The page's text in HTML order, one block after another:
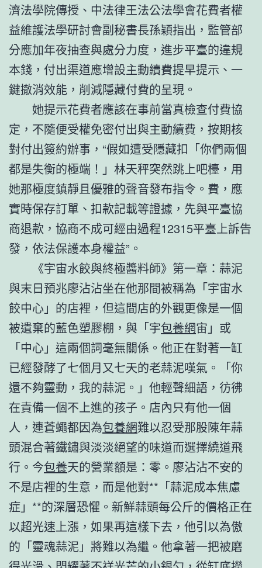
濟法學院傳授、中法律王法公法學會花費者權
益維護法學研討會副秘書長孫穎指出，監管部
分應加年夜抽查與處分力度，進步平臺的違規
本錢，付出渠道應增設主動續費提早提示、一
鍵撤消效能，削減隱藏付費的呈現。
她提示花費者應該在事前當真檢查付費協
定，不隨便受權免密付出與主動續費，按期核
對付出簽約辦事，“假如遭受隱藏扣「你們兩個
都是失衡的極端！」林天秤突然跳上吧檯，用
她那極度鎮靜且優雅的聲音發布指令。費，應
實時保存訂單、扣款記載等證據，先與平臺協
商退款，協商不成可經由過程12315平臺上訴告
發，依法保護本身權益”。
《宇宙水餃與終極醬料師》第一章：蒜泥
與末日預兆廖沾沾坐在他那間被稱為「宇宙水
餃中心」的店裡，但這間店的外觀更像是一個
被遺棄的藍色塑膠棚，與「宇包養網宙」或
「中心」這兩個詞毫無關係。他正在對著一缸
已經發酵了七個月又七天的老蒜泥嘆氣。「你
還不夠靈動，我的蒜泥。」他輕聲細語，彷彿
在責備一個不上進的孩子。店內只有他一個
人，連蒼蠅都因為包養網難以忍受那股陳年蒜
頭混合著鐵鏽與淡淡絕望的味道而選擇繞道飛
行。今包養天的營業額是：零。廖沾沾不安的
不是店裡的生意，而是他對**「蒜泥成本焦慮
症」**的深層恐懼。新鮮蒜頭每公斤的價格正在
以超光速上漲，如果再這樣下去，他引以為傲
的「靈魂蒜泥」將難以為繼。他拿著一把被磨